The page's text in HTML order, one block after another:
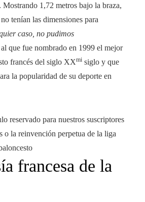
Mostrando 1,72 metros bajo la braza,
tenían las dimensiones para
caso, no pudimos
que fue nombrado en 1999 el mejor
francés del siglo XXmi siglo y que
la popularidad de su deporte en
reservado para nuestros suscriptores
la reinvención perpetua de la liga
francesa de la